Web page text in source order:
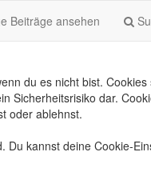
Beiträge ansehen
du es nicht bist.
Sicherheitsrisiko dar.
oder ablehnst.
kannst deine Cookie-